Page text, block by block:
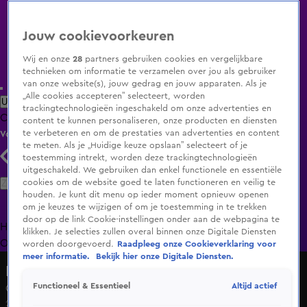
Uitzending Gemist Populaire programma's Zenders Genres
ClipsFilmsRadioSmart TV inlogShop
Volg KIJK
Zoeken
HomeUitzending Gemist Programma's De Bondgenoten
OranjezomerLivestreamsShop
Gordon over zijn mislukte relaties
25 sep 2024, 20:00
Jouw cookievoorkeuren
Wij en onze28 partners gebruiken cookies en vergelijkbare
technieken om informatie te verzamelen over jou als gebruiker
van onze website(s), jouw gedrag en jouw apparaten. Als je
„Alle cookies accepteren” selecteert, worden
trackingtechnologieën ingeschakeld om onze advertenties en
content te kunnen personaliseren, onze producten en diensten
te verbeteren en om de prestaties van advertenties en content
te meten. Als je „Huidige keuze opslaan” selecteert of je
toestemming intrekt, worden deze trackingtechnologieën
uitgeschakeld. We gebruiken dan enkel functionele en essentiële
cookies om de website goed te laten functioneren en veilig te
houden. Je kunt dit menu op ieder moment opnieuw openen
om je keuzes te wijzigen of om je toestemming in te trekken
door op de link Cookie-instellingen onder aan de webpagina te
klikken. Je selecties zullen overal binnen onze Digitale Diensten
worden doorgevoerd.
Raadpleeg onze Cookieverklaring voor
meer informatie.
Bekijk hier onze Digitale Diensten.
Functioneel & Essentieel Altijd actief